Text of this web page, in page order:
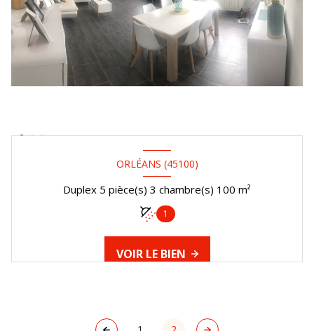
ORLÉANS (45100)
Duplex 5 pièce(s) 3 chambre(s) 100 m²
1
VOIR LE BIEN